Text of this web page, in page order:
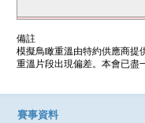
備註
模擬鳥瞰重溫由特約供應商提
重溫片段出現偏差。本會已盡
賽事資料